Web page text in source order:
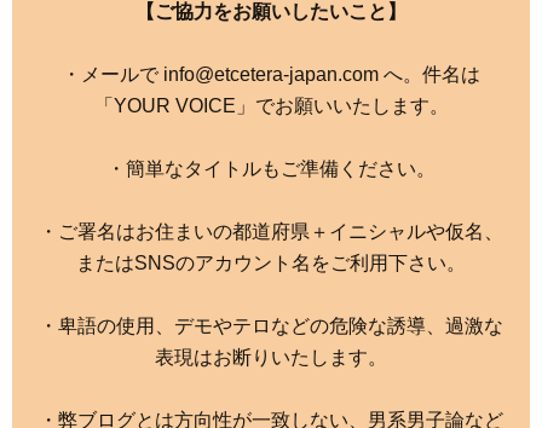
【ご協力をお願いしたいこと】
・メールで info@etcetera-japan.com へ。件名は
「YOUR VOICE」でお願いいたします。
・簡単なタイトルもご準備ください。
・ご署名はお住まいの都道府県＋イニシャルや仮名、
またはSNSのアカウント名をご利用下さい。
・卑語の使用、デモやテロなどの危険な誘導、過激な
表現はお断りいたします。
・弊ブログとは方向性が一致しない、男系男子論など